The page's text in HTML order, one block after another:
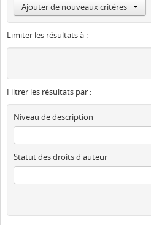
Ajouter de nouveaux critères
Limiter les résultats à :
Filtrer les résultats par :
Niveau de description
Statut des droits d'auteur